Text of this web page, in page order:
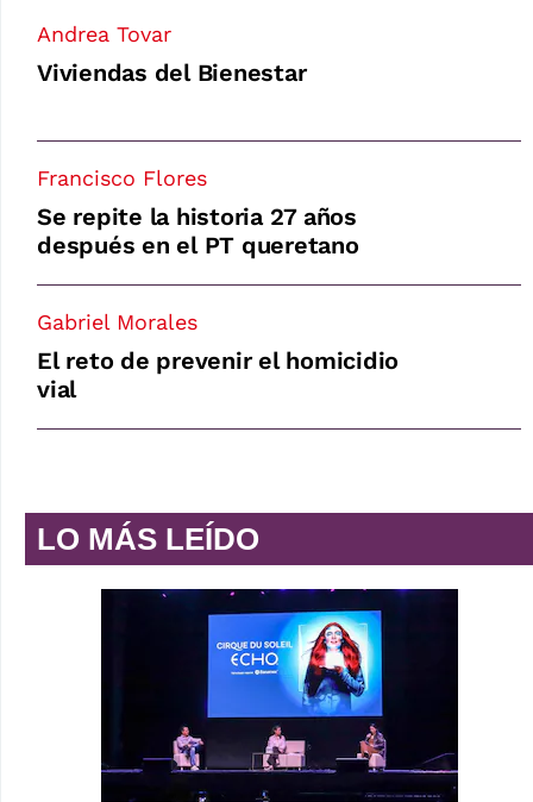
Andrea Tovar
Viviendas del Bienestar
Francisco Flores
Se repite la historia 27 años
después en el PT queretano
Gabriel Morales
El reto de prevenir el homicidio
vial
LO MÁS LEÍDO